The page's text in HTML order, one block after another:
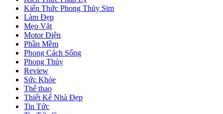
Kiến Thức Phong Thủy Sim
Làm Đẹp
Mẹo Vặt
Motor Điện
Phần Mềm
Phong Cách Sống
Phong Thủy
Review
Sức Khỏe
Thể thao
Thiết Kế Nhà Đẹp
Tin Tức